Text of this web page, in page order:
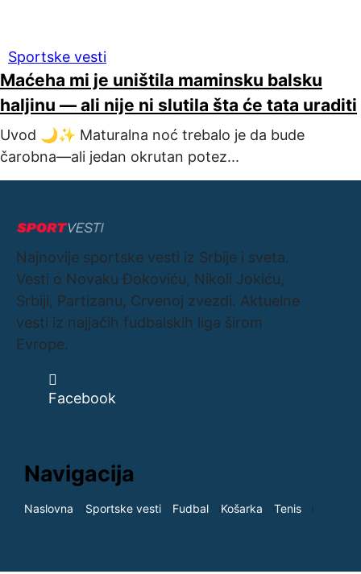
Sportske vesti
Maćeha mi je uništila maminsku balsku
haljinu — ali nije ni slutila šta će tata uraditi
Uvod 🌙✨ Maturalna noć trebalo je da bude
čarobna—ali jedan okrutan potez...
Najnovije sportske vesti iz Srbije i sveta.
Vesti o Novaku Đokoviću, Nikoli Jokiću,
Srbiji, Partizanu, Crvenoj zvezdi. Aktuelne
vesti iz najjačih fudbalskih liga širom
Evrope.
Facebook
Navigacija
Naslovna Sportske vesti Fudbal Košarka Tenis